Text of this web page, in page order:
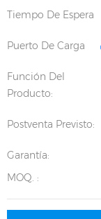
Tiempo De Espera
Puerto De Carga
Función Del
Producto:
Postventa Previsto:
Garantía:
MOQ. :